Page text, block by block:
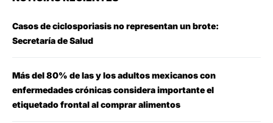
Casos de ciclosporiasis no representan un brote:
Secretaría de Salud
Más del 80% de las y los adultos mexicanos con
enfermedades crónicas considera importante el
etiquetado frontal al comprar alimentos